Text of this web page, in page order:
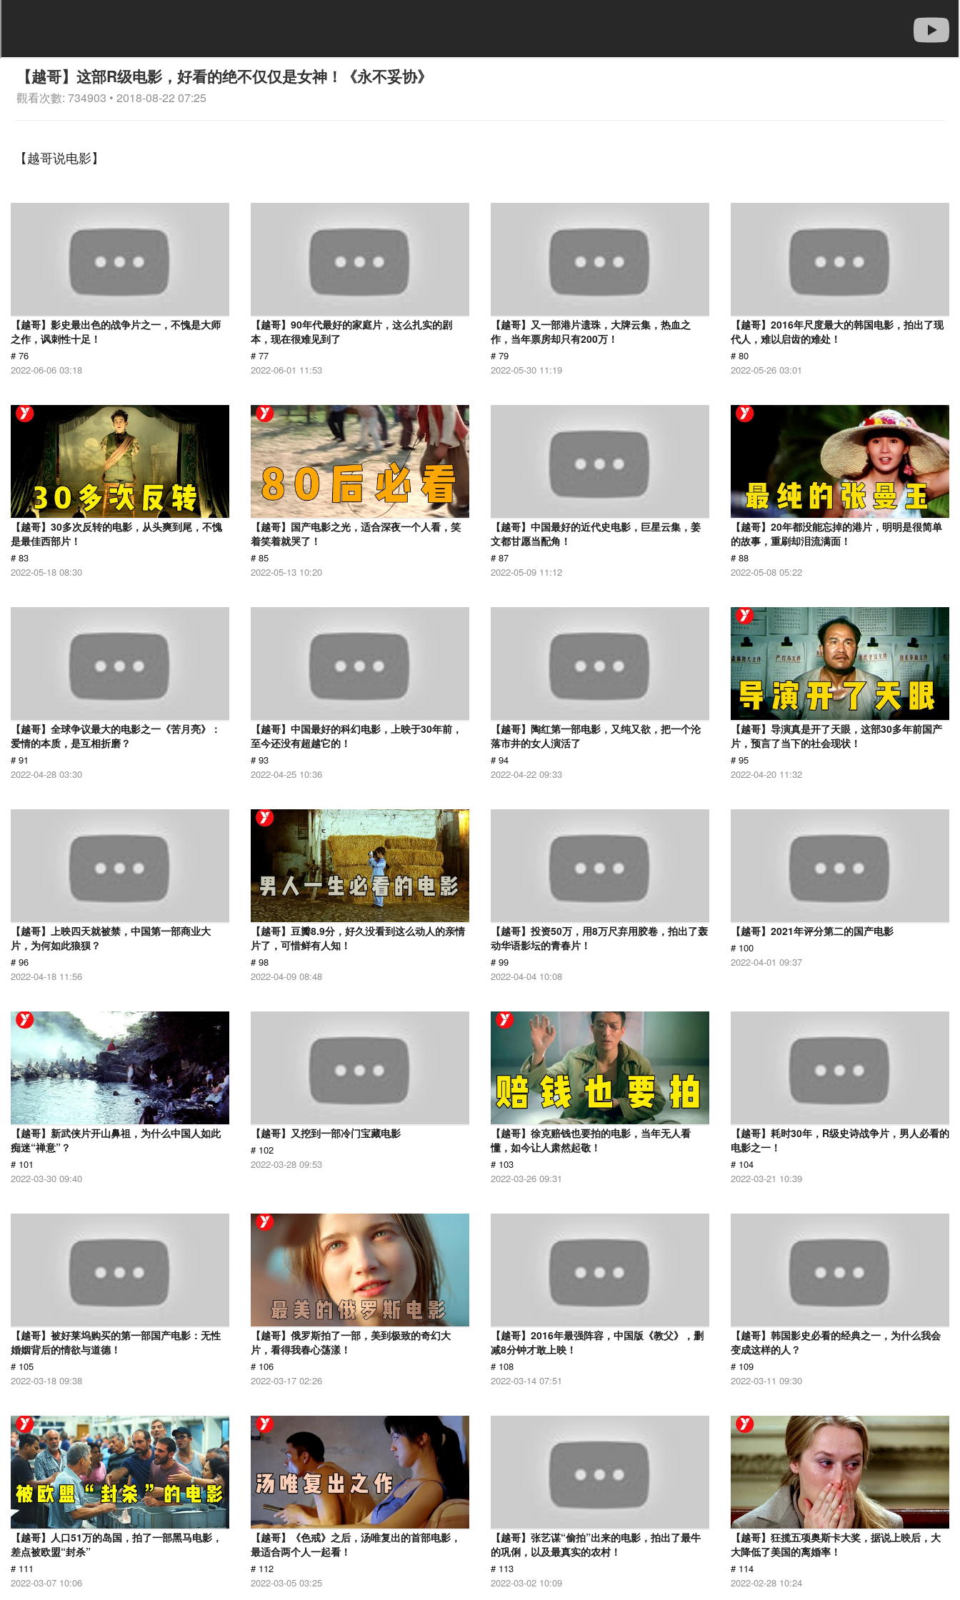
【越哥】这部R级电影，好看的绝不仅仅是女神！《永不妥协》
觀看次數: 734903 • 2018-08-22 07:25
【越哥说电影】
【越哥】影史最出色的战争片之一，不愧是大师
之作，讽刺性十足！
# 76
2022-06-06 03:18
【越哥】90年代最好的家庭片，这么扎实的剧
本，现在很难见到了
# 77
2022-06-01 11:53
【越哥】又一部港片遗珠，大牌云集，热血之
作，当年票房却只有200万！
# 79
2022-05-30 11:19
【越哥】2016年尺度最大的韩国电影，拍出了现
代人，难以启齿的难处！
# 80
2022-05-26 03:01
【越哥】30多次反转的电影，从头爽到尾，不愧
是最佳西部片！
# 83
2022-05-18 08:30
【越哥】国产电影之光，适合深夜一个人看，笑
着笑着就哭了！
# 85
2022-05-13 10:20
【越哥】中国最好的近代史电影，巨星云集，姜
文都甘愿当配角！
# 87
2022-05-09 11:12
【越哥】20年都没能忘掉的港片，明明是很简单
的故事，重刷却泪流满面！
# 88
2022-05-08 05:22
【越哥】全球争议最大的电影之一《苦月亮》：
爱情的本质，是互相折磨？
# 91
2022-04-28 03:30
【越哥】中国最好的科幻电影，上映于30年前，
至今还没有超越它的！
# 93
2022-04-25 10:36
【越哥】陶红第一部电影，又纯又欲，把一个沦
落市井的女人演活了
# 94
2022-04-22 09:33
【越哥】导演真是开了天眼，这部30多年前国产
片，预言了当下的社会现状！
# 95
2022-04-20 11:32
【越哥】上映四天就被禁，中国第一部商业大
片，为何如此狼狈？
# 96
2022-04-18 11:56
【越哥】豆瓣8.9分，好久没看到这么动人的亲情
片了，可惜鲜有人知！
# 98
2022-04-09 08:48
【越哥】投资50万，用8万尺弃用胶卷，拍出了轰
动华语影坛的青春片！
# 99
2022-04-04 10:08
【越哥】2021年评分第二的国产电影
# 100
2022-04-01 09:37
【越哥】新武侠片开山鼻祖，为什么中国人如此
痴迷“禅意”？
# 101
2022-03-30 09:40
【越哥】又挖到一部冷门宝藏电影
# 102
2022-03-28 09:53
【越哥】徐克赔钱也要拍的电影，当年无人看
懂，如今让人肃然起敬！
# 103
2022-03-26 09:31
【越哥】耗时30年，R级史诗战争片，男人必看的
电影之一！
# 104
2022-03-21 10:39
【越哥】被好莱坞购买的第一部国产电影：无性
婚姻背后的情欲与道德！
# 105
2022-03-18 09:38
【越哥】俄罗斯拍了一部，美到极致的奇幻大
片，看得我春心荡漾！
# 106
2022-03-17 02:26
【越哥】2016年最强阵容，中国版《教父》，删
减8分钟才敢上映！
# 108
2022-03-14 07:51
【越哥】韩国影史必看的经典之一，为什么我会
变成这样的人？
# 109
2022-03-11 09:30
【越哥】人口51万的岛国，拍了一部黑马电影，
差点被欧盟“封杀”
# 111
2022-03-07 10:06
【越哥】《色戒》之后，汤唯复出的首部电影，
最适合两个人一起看！
# 112
2022-03-05 03:25
【越哥】张艺谋“偷拍”出来的电影，拍出了最牛
的巩俐，以及最真实的农村！
# 113
2022-03-02 10:09
【越哥】狂揽五项奥斯卡大奖，据说上映后，大
大降低了美国的离婚率！
# 114
2022-02-28 10:24